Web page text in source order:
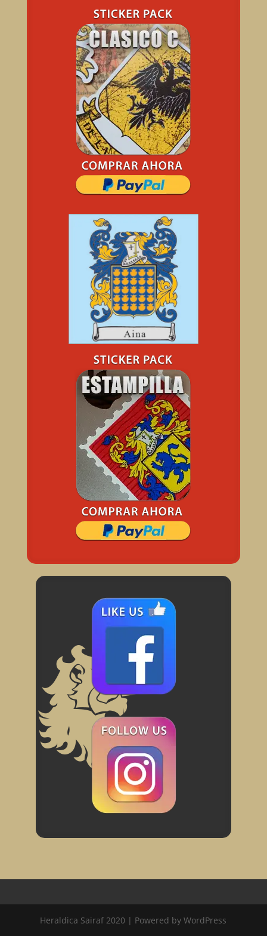
Heraldica Sairaf 2020 | Powered by WordPress